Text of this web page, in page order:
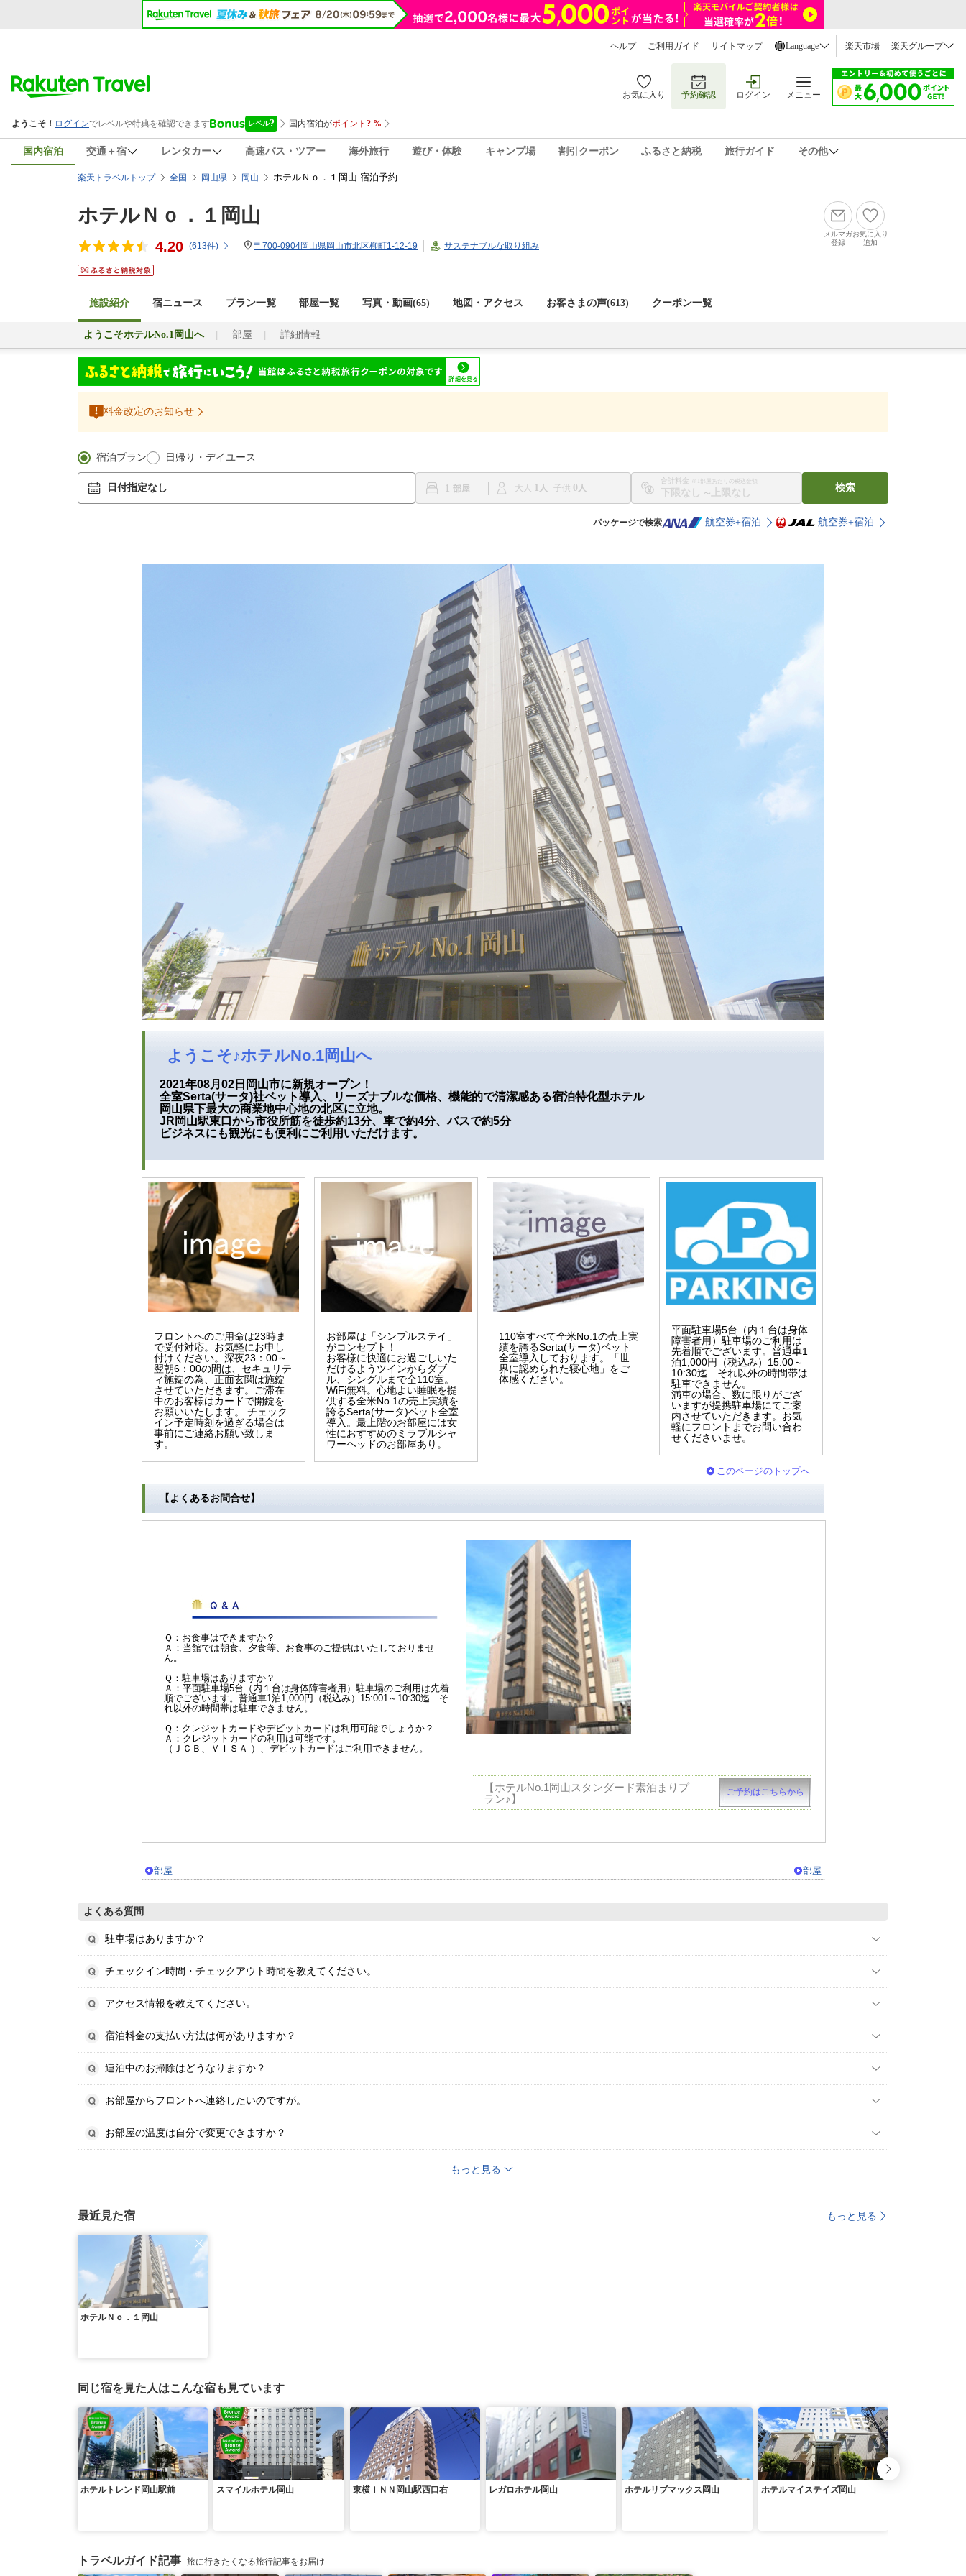
ヘルプ ご利用ガイド サイトマップ Language 楽天市場 楽天グループ
お気に入り 予約確認 ログイン メニュー
国内宿泊 交通＋宿 レンタカー 高速バス・ツアー 海外旅行 遊び・体験 キャンプ場 割引クーポン ふるさと納税 旅行ガイド その他
楽天トラベルトップ 全国 岡山県 岡山 ホテルＮｏ．１岡山 宿泊予約
ホテルＮｏ．１岡山
4.20 (613件) 〒700-0904岡山県岡山市北区柳町1-12-19 サステナブルな取り組み
メルマガ
登録
お気に入り
追加
施設紹介 宿ニュース プラン一覧 部屋一覧 写真・動画(65) 地図・アクセス お客さまの声(613) クーポン一覧
ようこそホテルNo.1岡山へ 部屋 詳細情報
料金改定のお知らせ
宿泊プラン 日帰り・デイユース
日付指定なし 1 大人 1 子供 0
合計料金 ※1部屋あたりの税込金額
〜
検索
パッケージで検索 航空券+宿泊 航空券+宿泊
ようこそ♪ホテルNo.1岡山へ
2021年08月02日岡山市に新規オープン！
全室Serta(サータ)社ベット導入、リーズナブルな価格、機能的で清潔感ある宿泊特化型ホテル
岡山県下最大の商業地中心地の北区に立地。
JR岡山駅東口から市役所筋を徒歩約13分、車で約4分、バスで約5分
ビジネスにも観光にも便利にご利用いただけます。
フロントへのご用命は23時ま
で受付対応。お気軽にお申し
付けください。深夜23：00～
翌朝6：00の間は、セキュリテ
ィ施錠の為、正面玄関は施錠
させていただきます。ご滞在
中のお客様はカードで開錠を
お願いいたします。 チェック
イン予定時刻を過ぎる場合は
事前にご連絡お願い致しま
す。
お部屋は「シンプルステイ」
がコンセプト！
お客様に快適にお過ごしいた
だけるようツインからダブ
ル、シングルまで全110室。
WiFi無料。心地よい睡眠を提
供する全米No.1の売上実績を
誇るSerta(サータ)ベット全室
導入。最上階のお部屋には女
性におすすめのミラブルシャ
ワーヘッドのお部屋あり。
110室すべて全米No.1の売上実
績を誇るSerta(サータ)ベット
全室導入しております。「世
界に認められた寝心地」をご
体感ください。
平面駐車場5台（内１台は身体
障害者用）駐車場のご利用は
先着順でございます。普通車1
泊1,000円（税込み）15:00～
10:30迄 それ以外の時間帯は
駐車できません。
満車の場合、数に限りがござ
いますが提携駐車場にてご案
内させていただきます。お気
軽にフロントまでお問い合わ
せくださいませ。
このページのトップへ
【よくあるお問合せ】
Ｑ：お食事はできますか？
Ａ：当館では朝食、夕食等、お食事のご提供はいたしておりませ
ん。
Ｑ：駐車場はありますか？
Ａ：平面駐車場5台（内１台は身体障害者用）駐車場のご利用は先着
順でございます。普通車1泊1,000円（税込み）15:001～10:30迄 そ
れ以外の時間帯は駐車できません。
Ｑ：クレジットカードやデビットカードは利用可能でしょうか？
Ａ：クレジットカードの利用は可能です。
（ＪＣＢ、ＶＩＳＡ ）、デビットカードはご利用できません。
【ホテルNo.1岡山スタンダード素泊まりプ
ラン♪】
ご予約はこちらから
部屋 部屋
よくある質問
駐車場はありますか？
チェックイン時間・チェックアウト時間を教えてください。
アクセス情報を教えてください。
宿泊料金の支払い方法は何がありますか？
連泊中のお掃除はどうなりますか？
お部屋からフロントへ連絡したいのですが。
お部屋の温度は自分で変更できますか？
もっと見る
最近見た宿 もっと見る
ホテルＮｏ．１岡山
同じ宿を見た人はこんな宿も見ています
ホテルトレンド岡山駅前 スマイルホテル岡山 東横ＩＮＮ岡山駅西口右 レガロホテル岡山 ホテルリブマックス岡山 ホテルマイステイズ岡山
トラベルガイド記事 旅に行きたくなる旅行記事をお届け